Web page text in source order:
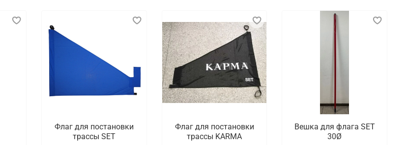
Флаг для постановки
трассы SET
Флаг для постановки
трассы KARMA
Вешка для флага SET
30Ø